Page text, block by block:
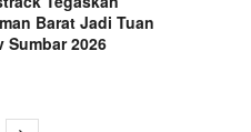
Barat Jadi Tuan
Sumbar 2026